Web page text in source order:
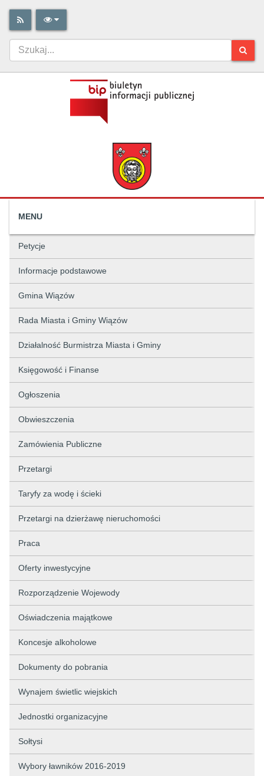
MENU
Petycje
Informacje podstawowe
Gmina Wiązów
Rada Miasta i Gminy Wiązów
Działalność Burmistrza Miasta i Gminy
Księgowość i Finanse
Ogłoszenia
Obwieszczenia
Zamówienia Publiczne
Przetargi
Taryfy za wodę i ścieki
Przetargi na dzierżawę nieruchomości
Praca
Oferty inwestycyjne
Rozporządzenie Wojewody
Oświadczenia majątkowe
Koncesje alkoholowe
Dokumenty do pobrania
Wynajem świetlic wiejskich
Jednostki organizacyjne
Sołtysi
Wybory ławników 2016-2019